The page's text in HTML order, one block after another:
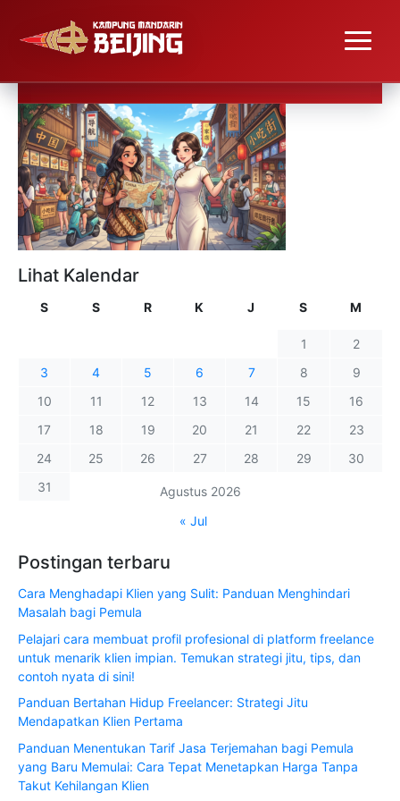
Lihat Kalendar
Agustus 2026
S S R K J S M
1
2
3
4 5 6 7 8
9
10
11 12 13 14 15
16
17
18 19 20 21 22
23
24
25 26 27 28 29
30
31
« Jul
Postingan terbaru
Cara Menghadapi Klien yang Sulit: Panduan Menghindari
Masalah bagi Pemula
Pelajari cara membuat profil profesional di platform freelance
untuk menarik klien impian. Temukan strategi jitu, tips, dan
contoh nyata di sini!
Panduan Bertahan Hidup Freelancer: Strategi Jitu
Mendapatkan Klien Pertama
Panduan Menentukan Tarif Jasa Terjemahan bagi Pemula
yang Baru Memulai: Cara Tepat Menetapkan Harga Tanpa
Takut Kehilangan Klien